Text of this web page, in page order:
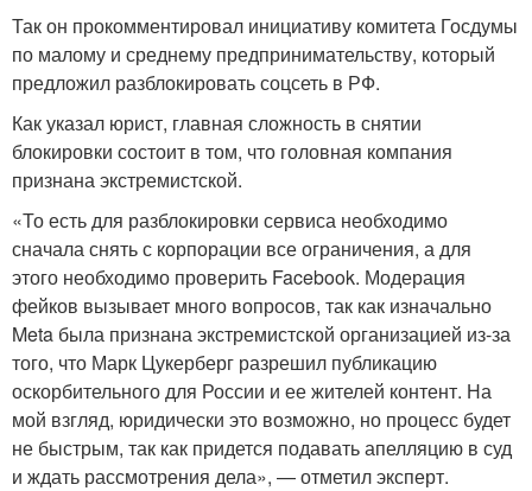
Так он прокомментировал инициативу комитета Госдумы
по малому и среднему предпринимательству, который
предложил разблокировать соцсеть в РФ.
Как указал юрист, главная сложность в снятии
блокировки состоит в том, что головная компания
признана экстремистской.
«То есть для разблокировки сервиса необходимо
сначала снять с корпорации все ограничения, а для
этого необходимо проверить Facebook. Модерация
фейков вызывает много вопросов, так как изначально
Meta была признана экстремистской организацией из-за
того, что Марк Цукерберг разрешил публикацию
оскорбительного для России и ее жителей контент. На
мой взгляд, юридически это возможно, но процесс будет
не быстрым, так как придется подавать апелляцию в суд
и ждать рассмотрения дела», — отметил эксперт.